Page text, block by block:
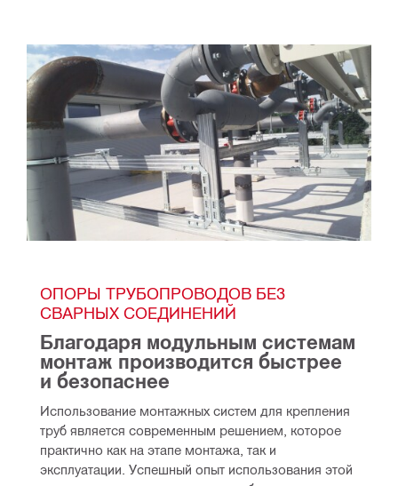
ОПОРЫ ТРУБОПРОВОДОВ БЕЗ
СВАРНЫХ СОЕДИНЕНИЙ
Благодаря модульным системам
монтаж производится быстрее
и безопаснее
Использование монтажных систем для крепления
труб является современным решением, которое
практично как на этапе монтажа, так и
эксплуатации. Успешный опыт использования этой